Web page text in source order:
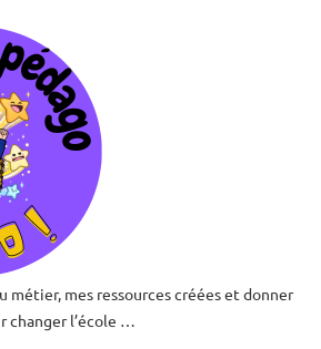
métier, mes ressources créées et donner
changer l’école …